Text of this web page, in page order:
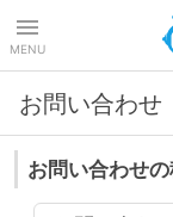
MENU
お問い合わせ
お問い合わせ